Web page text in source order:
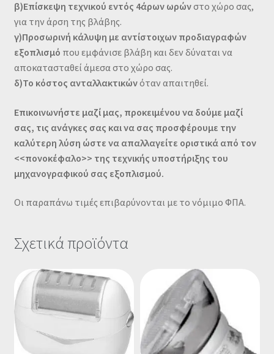
β)Επίσκεψη τεχνικού εντός 4άρων ωρώνστο χώρο σας,
για την άρση της βλάβης.
γ)Προσωρινή κάλυψη με αντίστοιχων προδιαγραφών
εξοπλισμό που εμφάνισε βλάβη και δεν δύναται να
αποκατασταθεί άμεσα στο χώρο σας.
δ)Το κόστος ανταλλακτικώνόταν απαιτηθεί.
Επικοινωνήστε μαζί μας, προκειμένου να δούμε μαζί
σας, τις ανάγκες σας και να σας προσφέρουμε την
καλύτερη λύση ώστε να απαλλαγείτε οριστικά από τον
<<πονοκέφαλο>> της τεχνικής υποστήριξης του
μηχανογραφικού σας εξοπλισμού.
Οι παραπάνω τιμές επιβαρύνονται με το νόμιμο ΦΠΑ.
Σχετικά προϊόντα